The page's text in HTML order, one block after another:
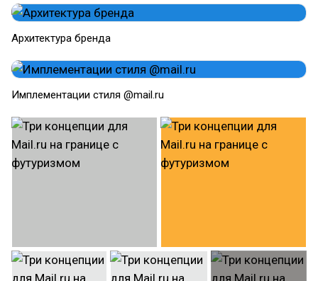
Архитектура бренда
Имплементации стиля @mail.ru